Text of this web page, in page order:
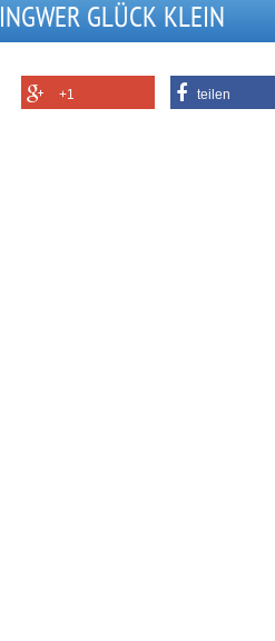
INGWER GLÜCK KLEIN
+1 teilen